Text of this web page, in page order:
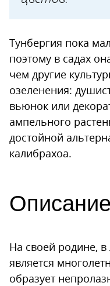
Тунбергия пока
поэтому в садах
чем другие
озеленения:
вьюнок или
ампельного
достойной
калибрахоа.
На своей родине,
является
образует